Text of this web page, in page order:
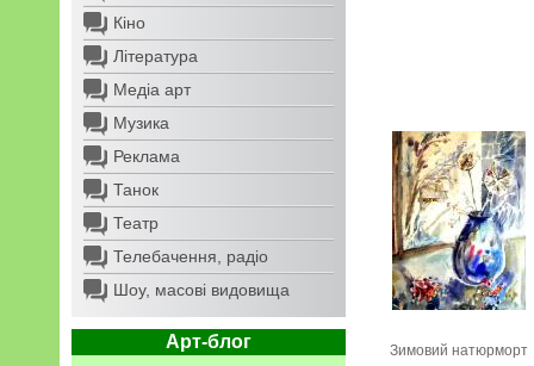
Кіно
Література
Медіа арт
Музика
Реклама
Танок
Театр
Телебачення, радіо
Шоу, масові видовища
Арт-блог Зимовий натюрморт